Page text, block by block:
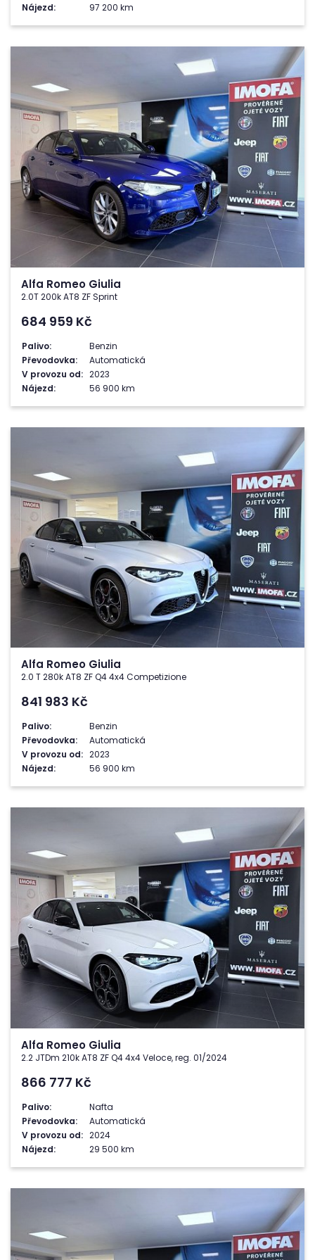
Nájezd:
97 200 km
Alfa Romeo Giulia
2.0T 200k AT8 ZF Sprint
684 959 Kč
Palivo:
Benzin
Převodovka:
Automatická
V provozu od: 2023
Nájezd:
56 900 km
Alfa Romeo Giulia
2.0 T 280k AT8 ZF Q4 4x4 Competizione
841 983 Kč
Palivo:
Benzin
Převodovka:
Automatická
V provozu od: 2023
Nájezd:
56 900 km
Alfa Romeo Giulia
2.2 JTDm 210k AT8 ZF Q4 4x4 Veloce, reg. 01/2024
866 777 Kč
Palivo:
Nafta
Převodovka:
Automatická
V provozu od: 2024
Nájezd:
29 500 km